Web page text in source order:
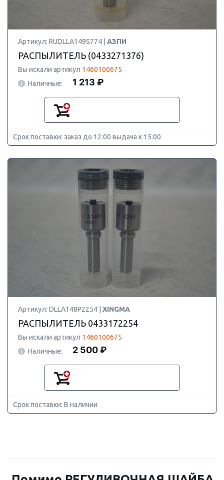
Артикул: RUDLLA149S774 | АЗПИ
РАСПЫЛИТЕЛЬ (0433271376)
Вы искали артикул 1460100675
Наличные:
1 213 ₽
Срок поставки: заказ до 12:00 выдача к 15:00
Артикул: DLLA148P2254 | XINGMA
РАСПЫЛИТЕЛЬ 0433172254
Вы искали артикул 1460100675
Наличные:
2 500 ₽
Срок поставки: В наличии